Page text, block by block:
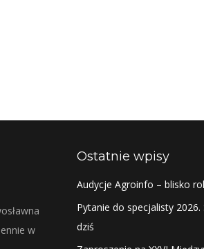
w
Ostatnie wpisy
Audycje Agroinfo – blisko
Pytanie do specjalisty
dziś